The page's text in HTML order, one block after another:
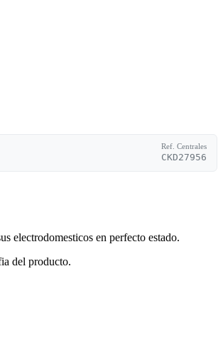
Ref. Centrales
CKD27956
electrodomesticos en perfecto estado.
del producto.